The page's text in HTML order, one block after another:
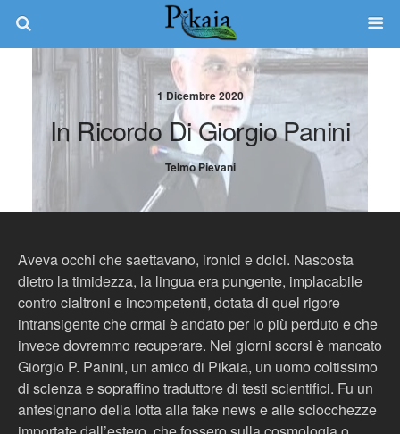
1 Dicembre 2020
In Ricordo Di Giorgio Panini
Telmo Pievani
Aveva occhi che saettavano, ironici e dolci. Nascosta
dietro la timidezza, la lingua era pungente, implacabile
contro cialtroni e incompetenti, dotata di quel rigore
intransigente che ormai è andato per lo più perduto e che
invece dovremmo recuperare. Nei giorni scorsi è mancato
Giorgio P. Panini, un amico di Pikaia, un uomo coltissimo
di scienza e sopraffino traduttore di testi scientifici. Fu un
antesignano della lotta alla fake news e alle sciocchezze